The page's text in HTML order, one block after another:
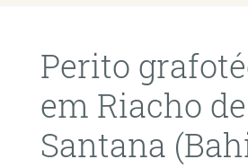
Perito
em Riacho de
Santana